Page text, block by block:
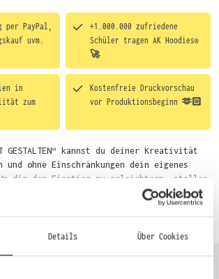
Details Über Cookies
per PayPal,
uvm.
+1.000.000 zufriedene
Schüler tragen AK Hoodies®
🚀
in
zum
Kostenfreie Druckvorschau
vor Produktionsbeginn 🫶🏻
GESTALTEN“ kannst du deiner Kreativität
ohne Einschränkungen dein eigenes
dir den Einstieg zu erleichtern, stellen
Designern vorgefertigte Vorlage bereit.
Wunsch-Produkte auf dieser Seite aus und
das Bestellformular, per E-Mail oder